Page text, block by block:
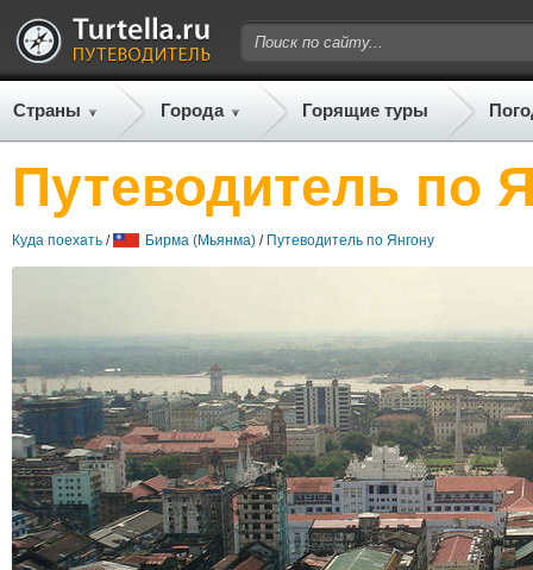
Страны Города Горящие туры
Путеводитель по
Куда поехать / Бирма (Мьянма) / Путеводитель по Янгону